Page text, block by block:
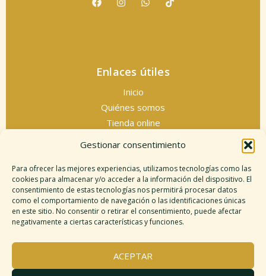
Gestionar consentimiento
Para ofrecer las mejores experiencias, utilizamos tecnologías como las
cookies para almacenar y/o acceder a la información del dispositivo. El
consentimiento de estas tecnologías nos permitirá procesar datos
como el comportamiento de navegación o las identificaciones únicas
en este sitio. No consentir o retirar el consentimiento, puede afectar
negativamente a ciertas características y funciones.
ACEPTAR
Enlaces útiles
Inicio
Quiénes somos
Tienda online
Información legal
Política de cookies